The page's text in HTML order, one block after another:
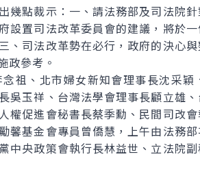
點裁示：一、請法務部及司法院針
設置司法改革委員會的建議，將於
、司法改革勢在必行，政府的決心
政參考。
、北市婦女新知會理事長沈采穎
吳玉祥、台灣法學會理事長顧立雄
權促進會秘書長蔡季勳、民間司改
馨基金會專員曾僑慧，上午由法務
中央政策會執行長林益世、立法院